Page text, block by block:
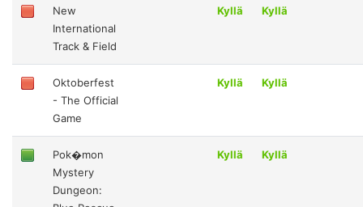
New
International
Track & Field
Kyllä Kyllä
Oktoberfest
- The Official
Game
Kyllä Kyllä
Pok�mon
Mystery
Dungeon:
Kyllä Kyllä